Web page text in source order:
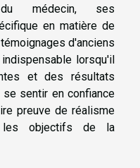
du médecin, ses
en matière de
d'anciens
lorsqu'il
et des résultats
sentir en confiance
preuve de réalisme
les objectifs de la